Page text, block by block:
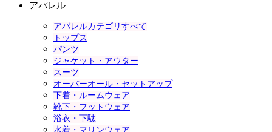
アパレル
アパレルカテゴリすべて
トップス
パンツ
ジャケット・アウター
スーツ
オーバーオール・セットアップ
下着・ルームウェア
靴下・フットウェア
浴衣・下駄
水着・マリンウェア